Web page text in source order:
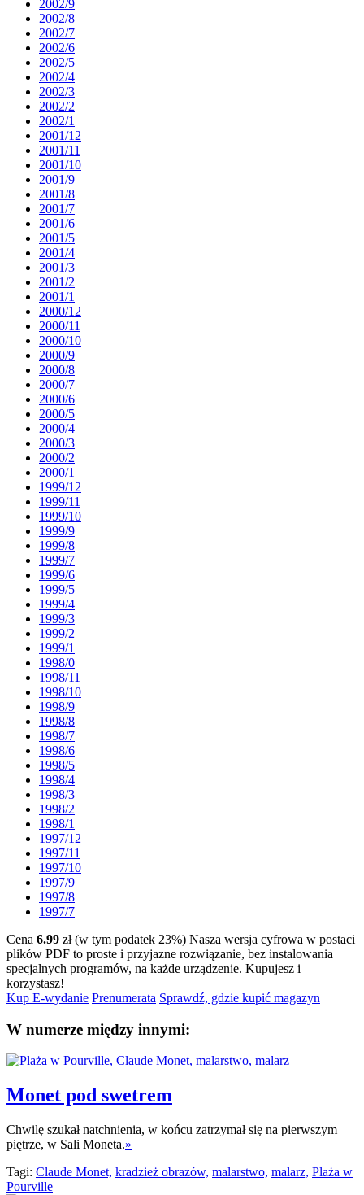
2002/9
2002/8
2002/7
2002/6
2002/5
2002/4
2002/3
2002/2
2002/1
2001/12
2001/11
2001/10
2001/9
2001/8
2001/7
2001/6
2001/5
2001/4
2001/3
2001/2
2001/1
2000/12
2000/11
2000/10
2000/9
2000/8
2000/7
2000/6
2000/5
2000/4
2000/3
2000/2
2000/1
1999/12
1999/11
1999/10
1999/9
1999/8
1999/7
1999/6
1999/5
1999/4
1999/3
1999/2
1999/1
1998/0
1998/11
1998/10
1998/9
1998/8
1998/7
1998/6
1998/5
1998/4
1998/3
1998/2
1998/1
1997/12
1997/11
1997/10
1997/9
1997/8
1997/7
Cena 6.99 zł (w tym podatek 23%) Nasza wersja cyfrowa w postaci
plików PDF to proste i przyjazne rozwiązanie, bez instalowania
specjalnych programów, na każde urządzenie. Kupujesz i
korzystasz!
Kup E-wydanie Prenumerata Sprawdź, gdzie kupić magazyn
W numerze między innymi:
Monet pod swetrem
Chwilę szukał natchnienia, w końcu zatrzymał się na pierwszym
piętrze, w Sali Moneta.»
Tagi: Claude Monet, kradzież obrazów, malarstwo, malarz, Plaża w
Pourville